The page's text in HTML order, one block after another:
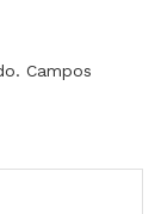
Campos